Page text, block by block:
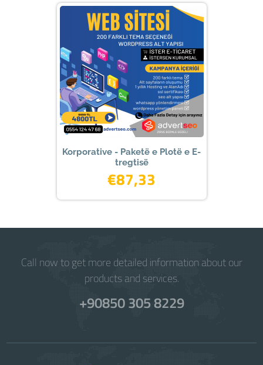
Korporative - Paketë e Plotë e E-
tregtisë
€87,33
Call now to get more detailed information about our
products and services.
+90850 305 8229